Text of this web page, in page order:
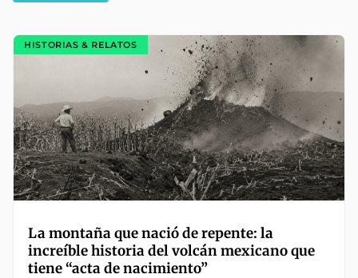
HISTORIAS & RELATOS
La montaña que nació de repente: la
increíble historia del volcán mexicano que
tiene “acta de nacimiento”